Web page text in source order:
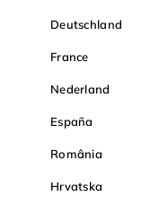
Deutschland
France
Nederland
España
România
Hrvatska